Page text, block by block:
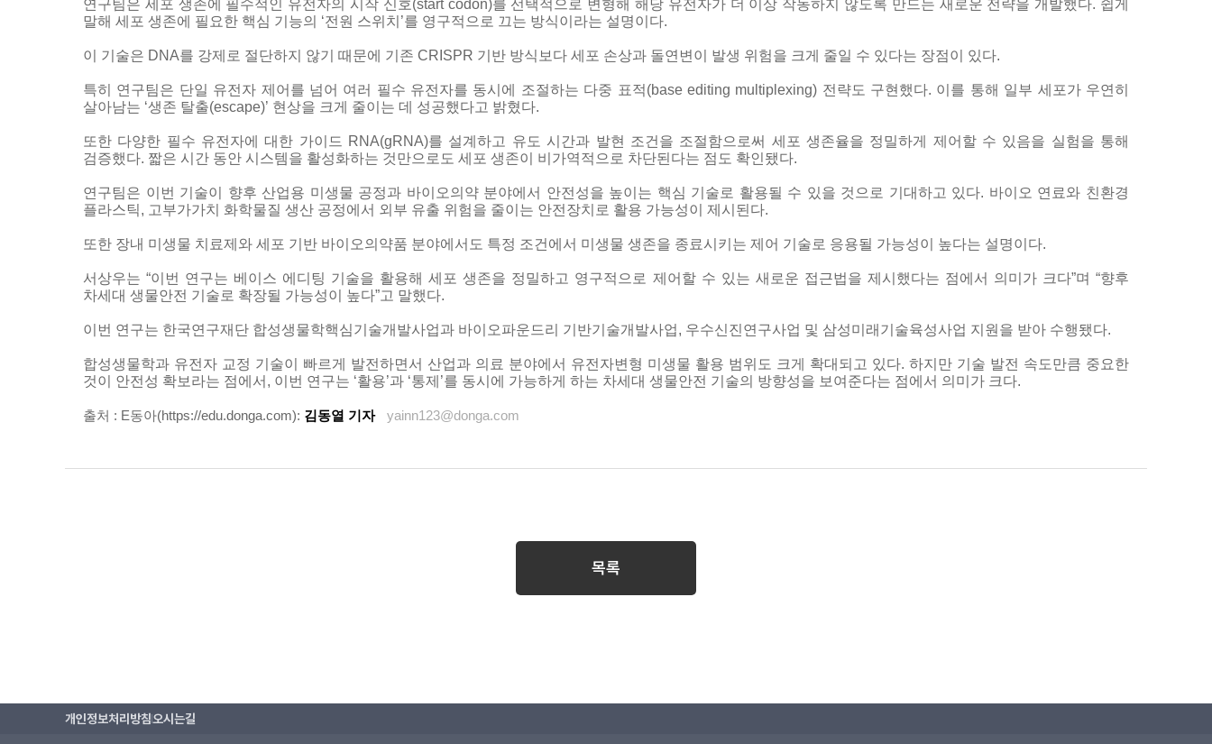
연구팀은 세포 생존에 필수적인 유전자의 시작 신호(start codon)를 선택적으로 변형해 해당 유전자가 더 이상 작동하지 않도록 만드는 새로운 전략을 개발했다. 쉽게
말해 세포 생존에 필요한 핵심 기능의 ‘전원 스위치’를 영구적으로 끄는 방식이라는 설명이다.
이 기술은 DNA를 강제로 절단하지 않기 때문에 기존 CRISPR 기반 방식보다 세포 손상과 돌연변이 발생 위험을 크게 줄일 수 있다는 장점이 있다.
특히 연구팀은 단일 유전자 제어를 넘어 여러 필수 유전자를 동시에 조절하는 다중 표적(base editing multiplexing) 전략도 구현했다. 이를 통해 일부 세포가 우연히
살아남는 ‘생존 탈출(escape)’ 현상을 크게 줄이는 데 성공했다고 밝혔다.
또한 다양한 필수 유전자에 대한 가이드 RNA(gRNA)를 설계하고 유도 시간과 발현 조건을 조절함으로써 세포 생존율을 정밀하게 제어할 수 있음을 실험을 통해
검증했다. 짧은 시간 동안 시스템을 활성화하는 것만으로도 세포 생존이 비가역적으로 차단된다는 점도 확인됐다.
연구팀은 이번 기술이 향후 산업용 미생물 공정과 바이오의약 분야에서 안전성을 높이는 핵심 기술로 활용될 수 있을 것으로 기대하고 있다. 바이오 연료와 친환경
플라스틱, 고부가가치 화학물질 생산 공정에서 외부 유출 위험을 줄이는 안전장치로 활용 가능성이 제시된다.
또한 장내 미생물 치료제와 세포 기반 바이오의약품 분야에서도 특정 조건에서 미생물 생존을 종료시키는 제어 기술로 응용될 가능성이 높다는 설명이다.
서상우는 “이번 연구는 베이스 에디팅 기술을 활용해 세포 생존을 정밀하고 영구적으로 제어할 수 있는 새로운 접근법을 제시했다는 점에서 의미가 크다”며 “향후
차세대 생물안전 기술로 확장될 가능성이 높다”고 말했다.
이번 연구는 한국연구재단 합성생물학핵심기술개발사업과 바이오파운드리 기반기술개발사업, 우수신진연구사업 및 삼성미래기술육성사업 지원을 받아 수행됐다.
합성생물학과 유전자 교정 기술이 빠르게 발전하면서 산업과 의료 분야에서 유전자변형 미생물 활용 범위도 크게 확대되고 있다. 하지만 기술 발전 속도만큼 중요한
것이 안전성 확보라는 점에서, 이번 연구는 ‘활용’과 ‘통제’를 동시에 가능하게 하는 차세대 생물안전 기술의 방향성을 보여준다는 점에서 의미가 크다.
출처 : E동아(https://edu.donga.com): 김동열 기자 yainn123@donga.com
목록
개인정보처리방침오시는길